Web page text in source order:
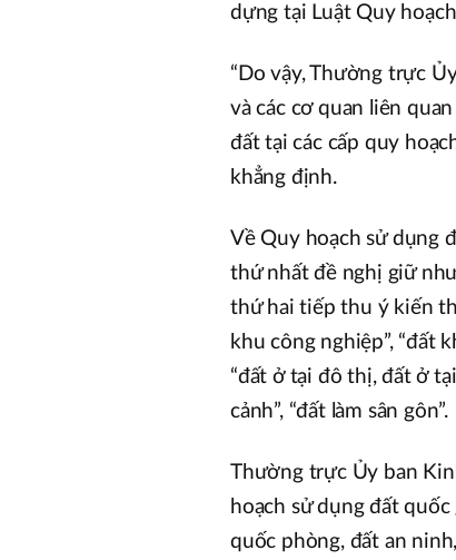
dựng tại Luật Quy
“Do vậy, Thường trực
và các cơ quan liên
đất tại các cấp quy
khẳng định.
Về Quy hoạch sử dụng
thứ nhất đề nghị giữ
thứ hai tiếp thu ý kiến
khu công nghiệp”, “đất
“đất ở tại đô thị, đất ở
cảnh”, “đất làm sân gôn”.
Thường trực Ủy ban
hoạch sử dụng đất
quốc phòng, đất an